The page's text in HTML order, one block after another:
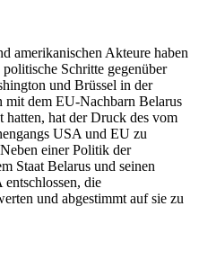
amerikanischen Akteure haben
Schritte gegenüber
und Brüssel in der
mit dem EU-Nachbarn Belarus
hatten, hat der Druck des vom
USA und EU zu
einer Politik der
Staat Belarus und seinen
die
und abgestimmt auf sie zu